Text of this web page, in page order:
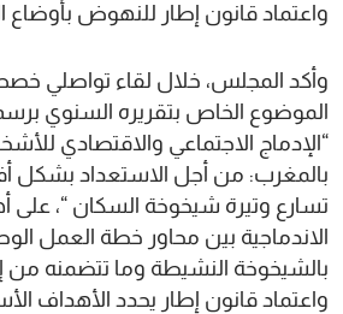
واعتماد قانون إطار للنهوض
وأكد المجلس، خلال لقاء تواصلي
“الإدماج الاجتماعي والاقتصادي
بالمغرب: من أجل الاستعداد بشكل
تسارع وتيرة شيخوخة السكان “، على
الاندماجية بين محاور خطة العمل
بالشيخوخة النشيطة وما تتضمنه من
واعتماد قانون إطار يحدد الأهداف